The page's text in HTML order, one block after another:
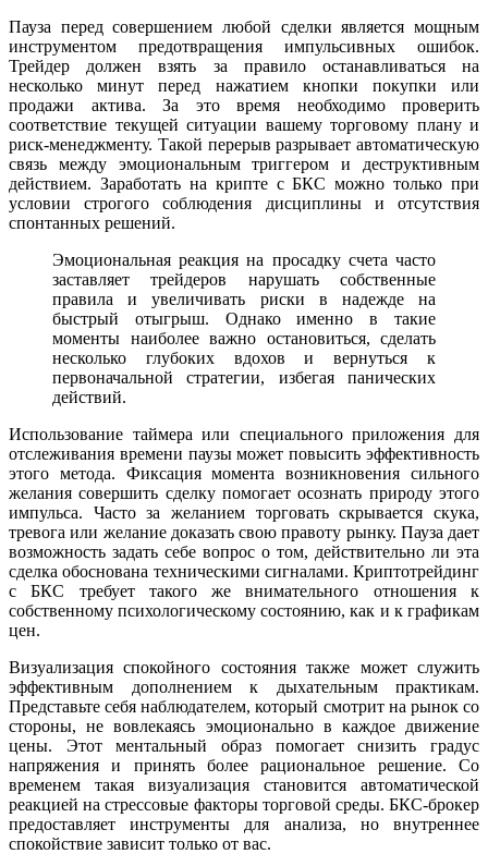
Пауза перед совершением любой сделки является мощным
инструментом предотвращения импульсивных ошибок.
Трейдер должен взять за правило останавливаться на
несколько минут перед нажатием кнопки покупки или
продажи актива. За это время необходимо проверить
соответствие текущей ситуации вашему торговому плану и
риск-менеджменту. Такой перерыв разрывает автоматическую
связь между эмоциональным триггером и деструктивным
действием. Заработать на крипте с БКС можно только при
условии строгого соблюдения дисциплины и отсутствия
спонтанных решений.
Эмоциональная реакция на просадку счета часто
заставляет трейдеров нарушать собственные
правила и увеличивать риски в надежде на
быстрый отыгрыш. Однако именно в такие
моменты наиболее важно остановиться, сделать
несколько глубоких вдохов и вернуться к
первоначальной стратегии, избегая панических
действий.
Использование таймера или специального приложения для
отслеживания времени паузы может повысить эффективность
этого метода. Фиксация момента возникновения сильного
желания совершить сделку помогает осознать природу этого
импульса. Часто за желанием торговать скрывается скука,
тревога или желание доказать свою правоту рынку. Пауза дает
возможность задать себе вопрос о том, действительно ли эта
сделка обоснована техническими сигналами. Криптотрейдинг
с БКС требует такого же внимательного отношения к
собственному психологическому состоянию, как и к графикам
цен.
Визуализация спокойного состояния также может служить
эффективным дополнением к дыхательным практикам.
Представьте себя наблюдателем, который смотрит на рынок со
стороны, не вовлекаясь эмоционально в каждое движение
цены. Этот ментальный образ помогает снизить градус
напряжения и принять более рациональное решение. Со
временем такая визуализация становится автоматической
реакцией на стрессовые факторы торговой среды. БКС-брокер
предоставляет инструменты для анализа, но внутреннее
спокойствие зависит только от вас.